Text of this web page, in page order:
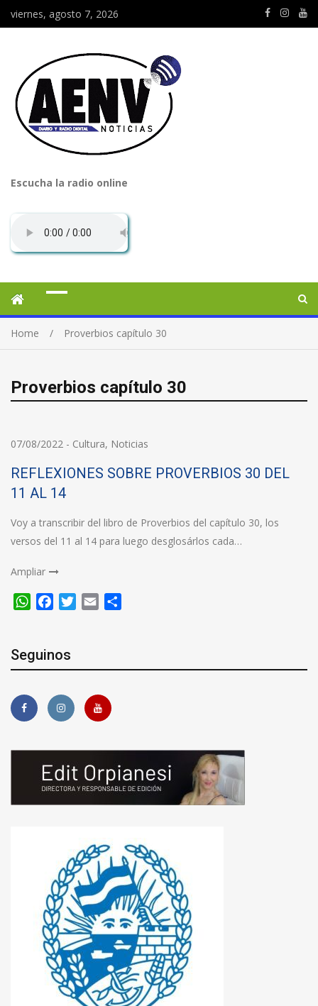
viernes, agosto 7, 2026
Escucha la radio online
Home Proverbios capítulo 30
Proverbios capítulo 30
07/08/2022 - Cultura, Noticias
REFLEXIONES SOBRE PROVERBIOS 30 DEL
11 AL 14
Voy a transcribir del libro de Proverbios del capítulo 30, los
versos del 11 al 14 para luego desglosárlos cada…
Ampliar
WhatsApp
FacebookTwitter
Email
Seguinos